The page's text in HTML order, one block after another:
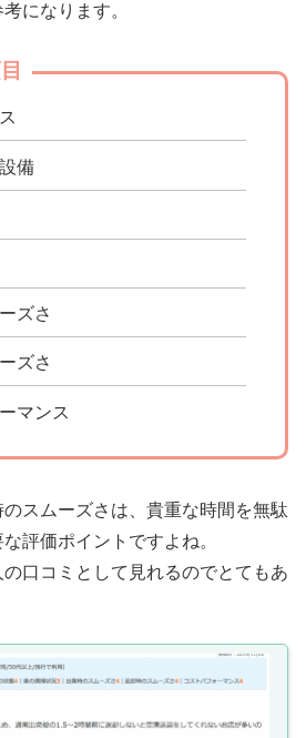
になります。
備
ズさ
ズさ
マンス
スムーズさは、貴重な時間を無駄
評価ポイントですよね。
口コミとして見れるのでとてもあ